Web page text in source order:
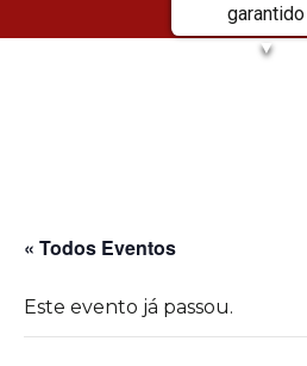
« Todos Eventos
Este evento já passou.
garantido
▼